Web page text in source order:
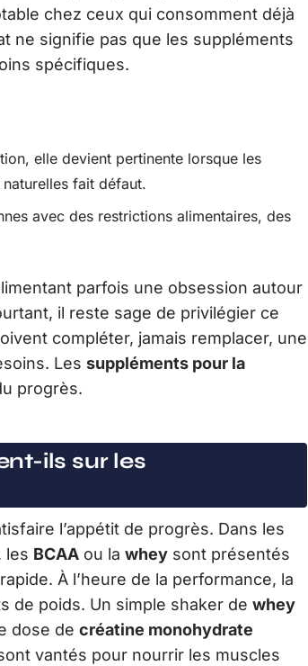
chez ceux qui consomment déjà
ne signifie pas que les suppléments
spécifiques.
elle devient pertinente lorsque les
fait défaut.
avec des restrictions alimentaires, des
parfois une obsession autour
il reste sage de privilégier ce
compléter, jamais remplacer, une
Les suppléments pour la
progrès.
ils sur les
l’appétit de progrès. Dans les
les BCAA ou la whey sont présentés
rapide. À l’heure de la performance, la
de poids. Un simple shaker de whey
dose de créatine monohydrate
vantés pour nourrir les muscles